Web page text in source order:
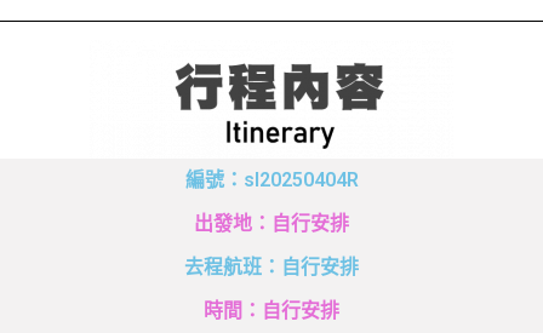
編號：sl20250404R
出發地：自行安排
去程航班：自行安排
時間：自行安排